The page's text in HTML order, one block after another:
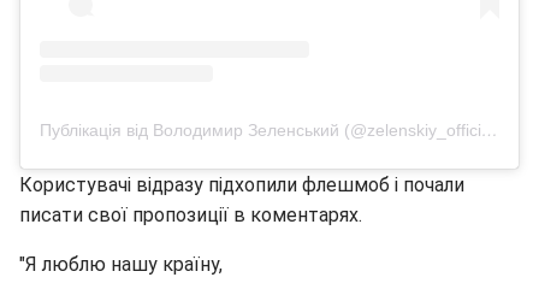
Публікація від Володимир Зеленський (@zelenskiy_official)
Користувачі відразу підхопили флешмоб і почали
писати свої пропозиції в коментарях.
"Я люблю нашу країну,